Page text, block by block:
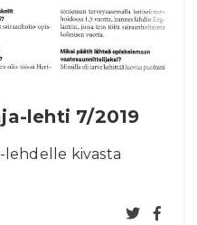
lehti 7/2019
lehdelle kivasta